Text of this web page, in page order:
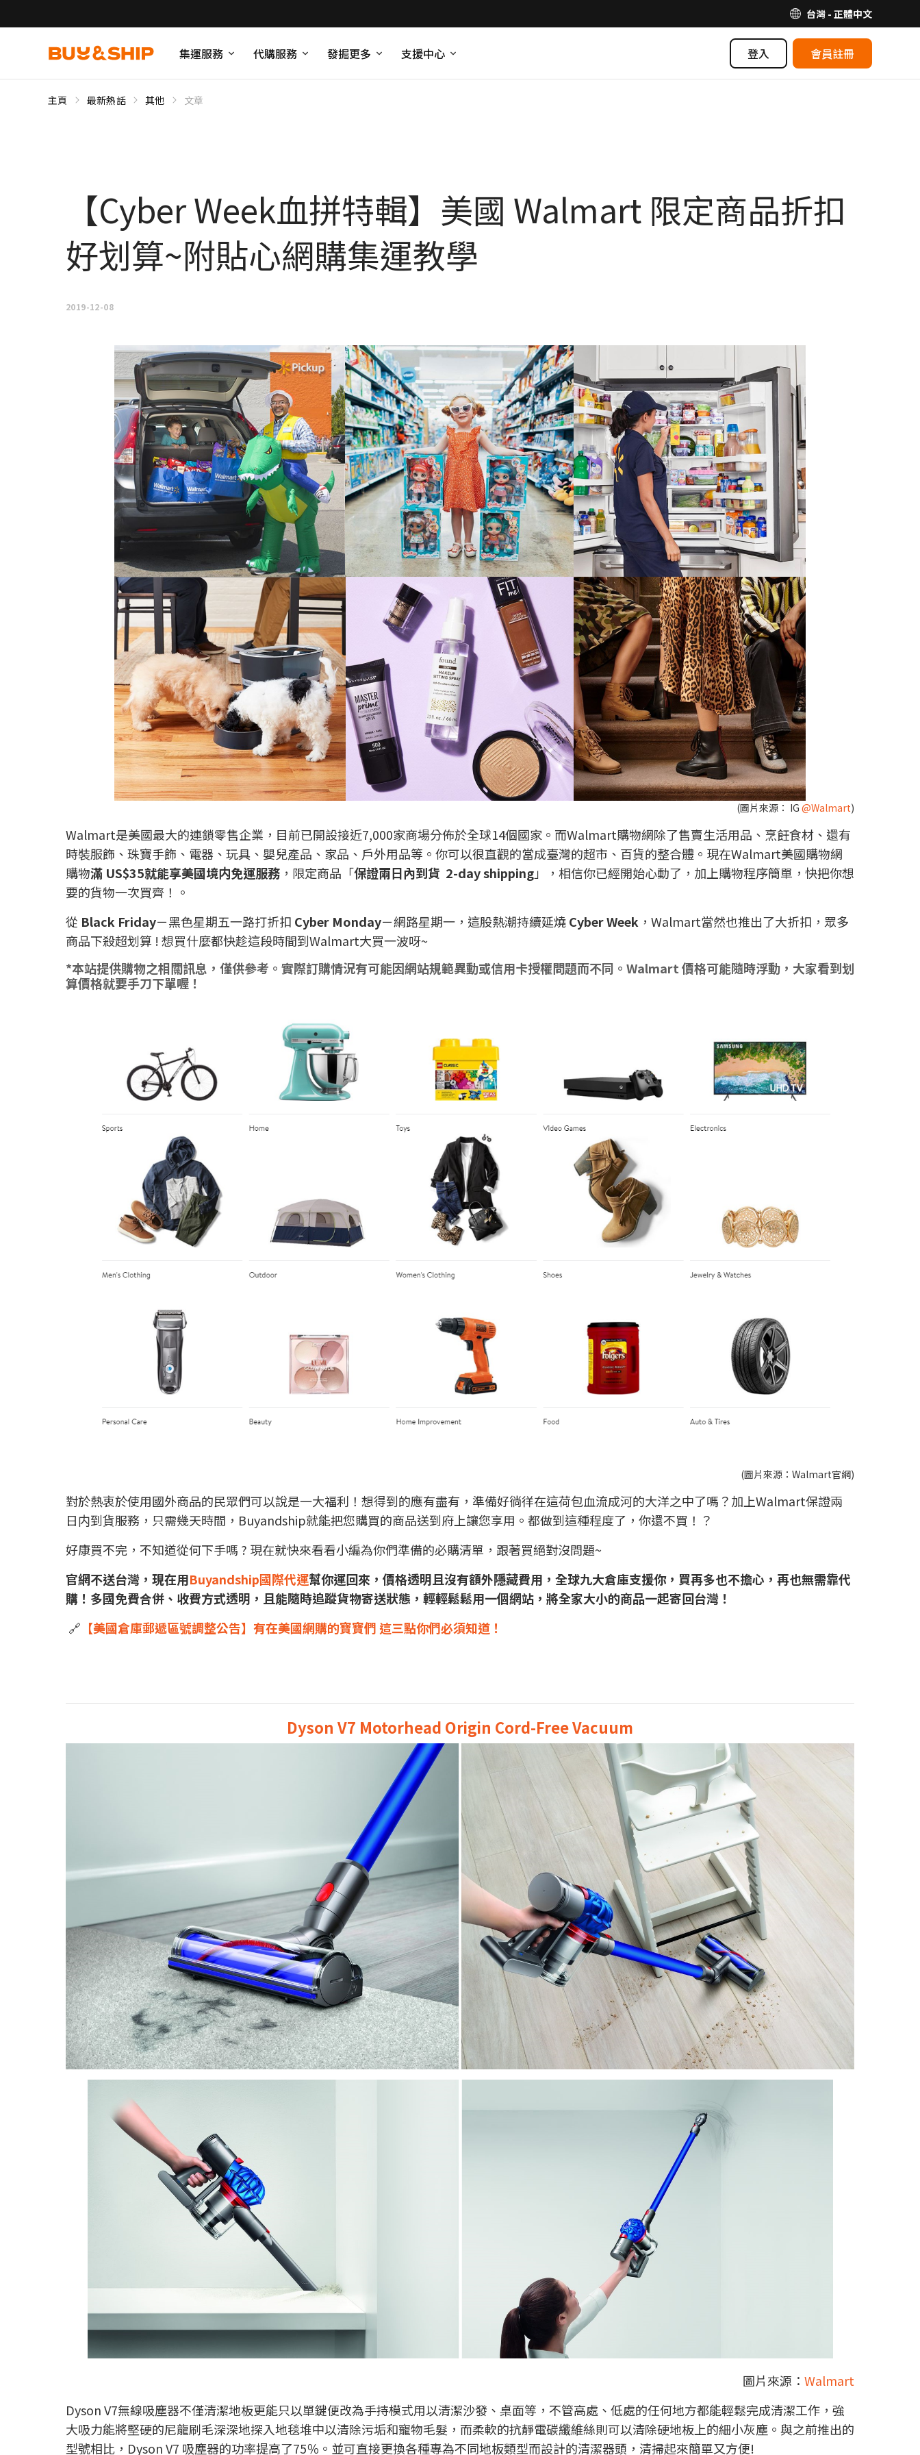
台灣 - 正體中文
集運服務 代購服務 發掘更多 支援中心 登入 會員註冊
主頁 最新熱話 其他 文章
【Cyber Week血拼特輯】美國 Walmart 限定商品折扣
好划算~附貼心網購集運教學
2019-12-08
(圖片來源： IG @Walmart)
Walmart是美國最大的連鎖零售企業，目前已開設接近7,000家商場分佈於全球14個國家。而Walmart購物網除了售賣生活用品、烹飪食材、還有
時裝服飾、珠寶手飾、電器、玩具、嬰兒產品、家品、戶外用品等。你可以很直觀的當成臺灣的超市、百貨的整合體。現在Walmart美國購物網
購物滿 US$35就能享美國境内免運服務 ，限定商品「保證兩日內到貨 2-day shipping」，相信你已經開始心動了，加上購物程序簡單，快把你想
要的貨物一次買齊！。
從 Black Friday－黑色星期五一路打折扣 Cyber Monday－網路星期一，這股熱潮持續延燒Cyber Week ，Walmart當然也推出了大折扣，眾多
商品下殺超划算 ! 想買什麼都快趁這段時間到Walmart大買一波呀~
*本站提供購物之相關訊息，僅供參考。實際訂購情況有可能因網站規範異動或信用卡授權問題而不同。Walmart 價格可能隨時浮動，大家看到划
算價格就要手刀下單喔！
(圖片來源：Walmart官網)
對於熱衷於使用國外商品的民眾們可以說是一大福利！想得到的應有盡有，準備好徜徉在這荷包血流成河的大洋之中了嗎？加上Walmart保證兩
日内到貨服務，只需幾天時間，Buyandship就能把您購買的商品送到府上讓您享用。都做到這種程度了，你還不買！？
好康買不完，不知道從何下手嗎 ? 現在就快來看看小編為你們準備的必購清單，跟著買絕對沒問題~
官網不送台灣，現在用Buyandship國際代運幫你運回來，價格透明且沒有額外隱藏費用，全球九大倉庫支援你，買再多也不擔心，再也無需靠代
購！多國免費合併、收費方式透明，且能隨時追蹤貨物寄送狀態，輕輕鬆鬆用一個網站，將全家大小的商品一起寄回台灣！
🔗 【美國倉庫郵遞區號調整公告】有在美國網購的寶寶們 這三點你們必須知道！
Dyson V7 Motorhead Origin Cord-Free Vacuum
圖片來源： Walmart
Dyson V7無線吸塵器不僅清潔地板更能只以單鍵便改為手持模式用以清潔沙發、桌面等，不管高處、低處的任何地方都能輕鬆完成清潔工作，強
大吸力能將堅硬的尼龍刷毛深深地探入地毯堆中以清除污垢和寵物毛髮，而柔軟的抗靜電碳纖維絲則可以清除硬地板上的細小灰塵。與之前推出的
型號相比，Dyson V7 吸塵器的功率提高了75％。並可直接更換各種專為不同地板類型而設計的清潔器頭，清掃起來簡單又方便!